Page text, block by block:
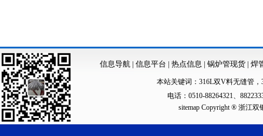
信息导航| 信息平台 | 热点信息 | 锅炉管现货 | 焊
本站关键词： 316L双V料无缝管 ，
电话：0510-88264321、
sitemapCopyright ® 浙江双